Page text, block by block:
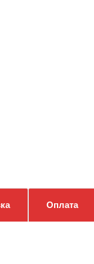
Оплата